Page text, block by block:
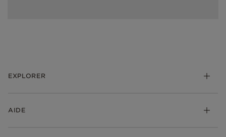
EXPLORER
Bijoux
AIDE